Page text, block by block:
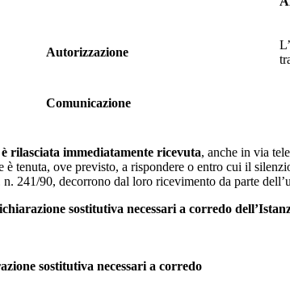
Autorizzazione
Comunicazione
è rilasciata immediatamente ricevuta, anche in via
tenuta, ove previsto, a rispondere o entro cui il
241/90, decorrono dal loro ricevimento da parte
sostitutiva necessari a corredo
sostitutiva necessari a corredo